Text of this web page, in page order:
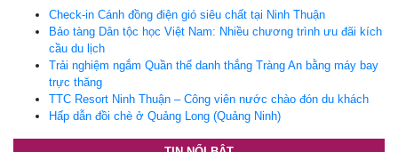
Check-in Cánh đồng điện gió siêu chất tại Ninh Thuận
Bảo tàng Dân tộc học Việt Nam: Nhiều chương trình ưu đãi kích
cầu du lịch
Trải nghiệm ngắm Quần thể danh thắng Tràng An bằng máy bay
trực thăng
TTC Resort Ninh Thuận – Công viên nước chào đón du khách
Hấp dẫn đồi chè ở Quảng Long (Quảng Ninh)